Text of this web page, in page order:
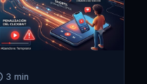
3 min